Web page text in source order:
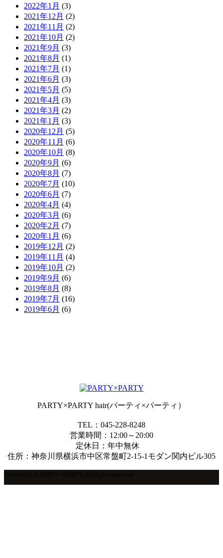
2022年1月 (3)
2021年12月 (2)
2021年11月 (2)
2021年10月 (2)
2021年9月 (3)
2021年8月 (1)
2021年7月 (1)
2021年6月 (3)
2021年5月 (5)
2021年4月 (3)
2021年3月 (2)
2021年1月 (3)
2020年12月 (5)
2020年11月 (6)
2020年10月 (8)
2020年9月 (6)
2020年8月 (7)
2020年7月 (10)
2020年6月 (7)
2020年4月 (4)
2020年3月 (6)
2020年2月 (7)
2020年1月 (6)
2019年12月 (2)
2019年11月 (4)
2019年10月 (2)
2019年9月 (6)
2019年8月 (8)
2019年7月 (16)
2019年6月 (6)
PARTY×PARTY hair(パーティ×パーティ）
TEL：045-228-8248
営業時間：12:00～20:00
定休日：年中無休
住所：神奈川県横浜市中区常盤町2-15-1モダン関内ビル305